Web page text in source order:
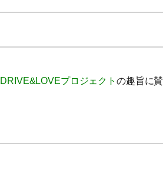
DRIVE&LOVEプロジェクトの趣旨に賛